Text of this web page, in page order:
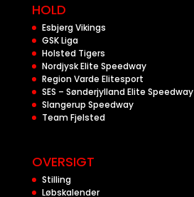
HOLD
Esbjerg Vikings
GSK Liga
Holsted Tigers
Nordjysk Elite Speedway
Region Varde Elitesport
SES – Sønderjylland Elite Speedway
Slangerup Speedway
Team Fjelsted
OVERSIGT
Stilling
Løbskalender